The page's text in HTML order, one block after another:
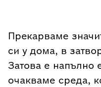
Прекарваме
си у дома, в
Затова е напълно
очакваме среда,